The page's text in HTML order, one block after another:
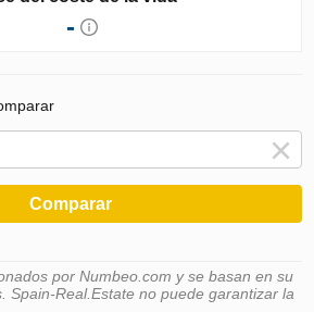
-
Comparar
por Numbeo.com y se basan en su
Spain-Real.Estate no puede garantizar la